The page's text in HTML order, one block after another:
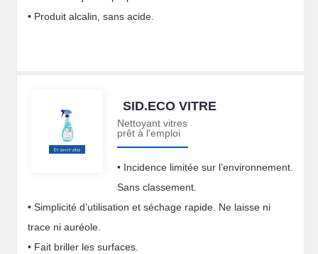
• Produit alcalin, sans acide.
SID.ECO VITRE
Nettoyant vitres
prêt à l'emploi
• Incidence limitée sur l’environnement.
Sans classement.
• Simplicité d’utilisation et séchage rapide. Ne laisse ni
trace ni auréole.
• Fait briller les surfaces.